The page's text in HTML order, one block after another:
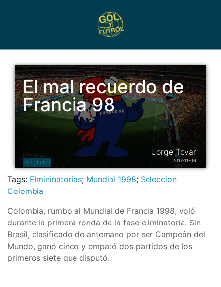
Gol y fútbol
El mal recuerdo de
Francia 98
Jorge Tovar
2017-11-06
Tags: Elmininatorias; Mundial 1998; Seleccion
Colombia
Colombia, rumbo al Mundial de Francia 1998, voló
durante la primera ronda de la fase eliminatoria. Sin
Brasil, clasificado de antemano por ser Campeón del
Mundo, ganó cinco y empató dos partidos de los
primeros siete que disputó.